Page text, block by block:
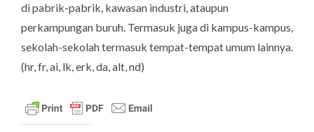
di pabrik-pabrik, kawasan industri, ataupun
perkampungan buruh. Termasuk juga di kampus-kampus,
sekolah-sekolah termasuk tempat-tempat umum lainnya.
(hr, fr, ai, lk, erk,da, alt,nd)